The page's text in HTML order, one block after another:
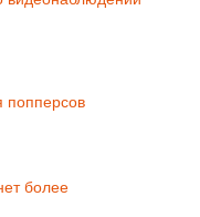
попперсов
более